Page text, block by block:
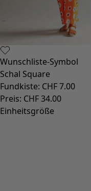
Wunschliste-Symbol
Schal Square
Fundkiste: CHF 7.00
Preis: CHF 34.00
Einheitsgröße